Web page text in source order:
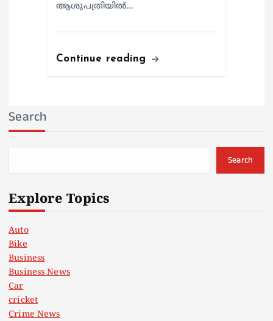
ആശുപത്രിയില്‍…
Continue reading
Search
Search
Explore Topics
Auto
Bike
Business
Business News
Car
cricket
Crime News